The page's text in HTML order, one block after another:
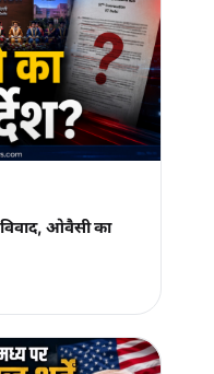
विवाद, ओवैसी का